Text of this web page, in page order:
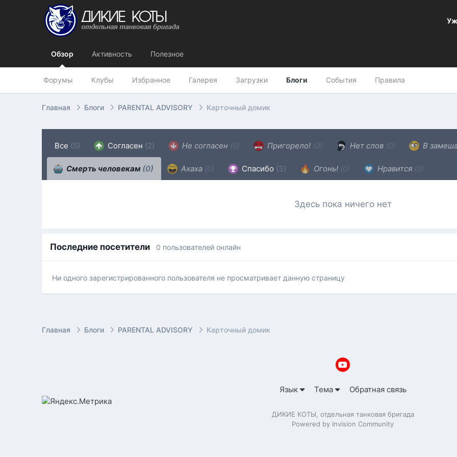
Обзор
Форумы Клубы Избранное Галерея Загрузки Блоги События Правила
Активность Полезное
Главная Блоги PARENTAL ADVISORY Карточный домик
Все (5) Согласен (2) Не согласен (0) Пригорело! (0) Нет слов (0) В
Смерть человекам (0) Ахаха (0) Спасибо (3) Огонь! (0) Нравится (0)
Здесь пока ничего нет
Последние посетители 0 пользователей онлайн
Ни одного зарегистрированного пользователя не просматривает данную страницу
Главная Блоги PARENTAL ADVISORY Карточный домик
Язык Тема Обратная связь
ДИКИЕ КОТЫ, отдельная танковая бригада
Powered by Invision Community